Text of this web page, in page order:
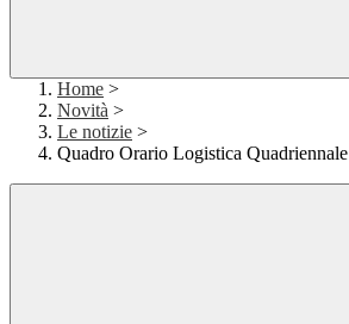
Home >
Novità >
Le notizie >
Quadro Orario Logistica Quadriennale